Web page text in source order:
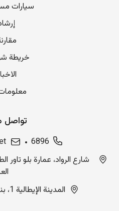
سيارات
خريطة
تواصل
6896
المدينة الإيطالية 1، بناية 130، أربيل، العراق